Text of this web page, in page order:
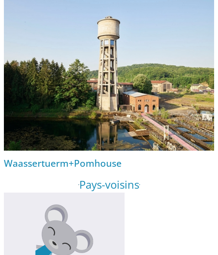
Waassertuerm+Pomhouse
Pays-voisins